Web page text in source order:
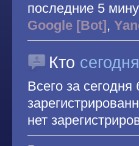
последние 5
Google [Bot],
Кто
Всего за
нет